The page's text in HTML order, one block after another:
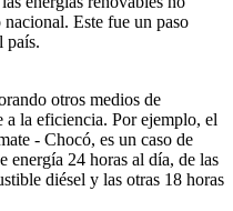
Este fue un paso
país.
otros medios de
a la eficiencia. Por ejemplo, el
- Chocó, es un caso de
energía 24 horas al día, de las
diésel y las otras 18 horas